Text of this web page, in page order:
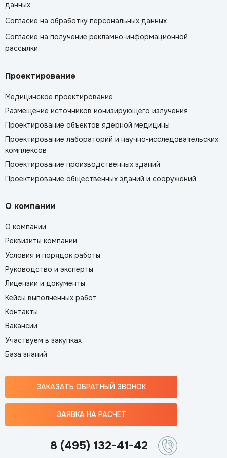
данных
Согласие на обработку персональных данных
Согласие на получение рекламно-информационной
рассылки
Проектирование
Медицинское проектирование
Размещение источников ионизирующего излучения
Проектирование объектов ядерной медицины
Проектирование лабораторий и научно-исследовательских
комплексов
Проектирование производственных зданий
Проектирование общественных зданий и сооружений
О компании
О компании
Реквизиты компании
Условия и порядок работы
Руководство и эксперты
Лицензии и документы
Кейсы выполненных работ
Контакты
Вакансии
Участвуем в закупках
База знаний
ЗАКАЗАТЬ ОБРАТНЫЙ ЗВОНОК
ЗАЯВКА НА РАСЧЕТ
8 (495) 132-41-42